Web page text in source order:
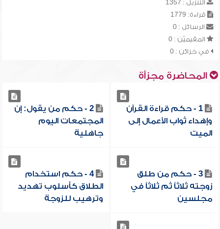
التنزيل : 1357
قراءة: 1779
الرسائل : 0
المقيميّن : 0
في خزائن : 0
المحاضرة مجزأة
1 - حكم قراءة القرآن
وإهداء ثواب الأعمال إلى
الميت
2 - حكم من يقول: إن
المجتمعات اليوم
جاهلية
3 - حكم من طلق
زوجته ثلاثاً ثم ثلاثاً في
مجلسين
4 - حكم استخدام
الطلاق كأسلوب تهديد
وترهيب للزوجة